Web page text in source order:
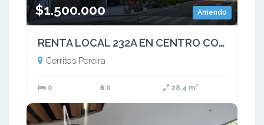
Arriendo
$1.500.000
RENTA LOCAL 232A EN CENTRO COMERCIAL CERRITOS MALL PEREIRA
Cerritos Pereira
0 0 28.4 m²